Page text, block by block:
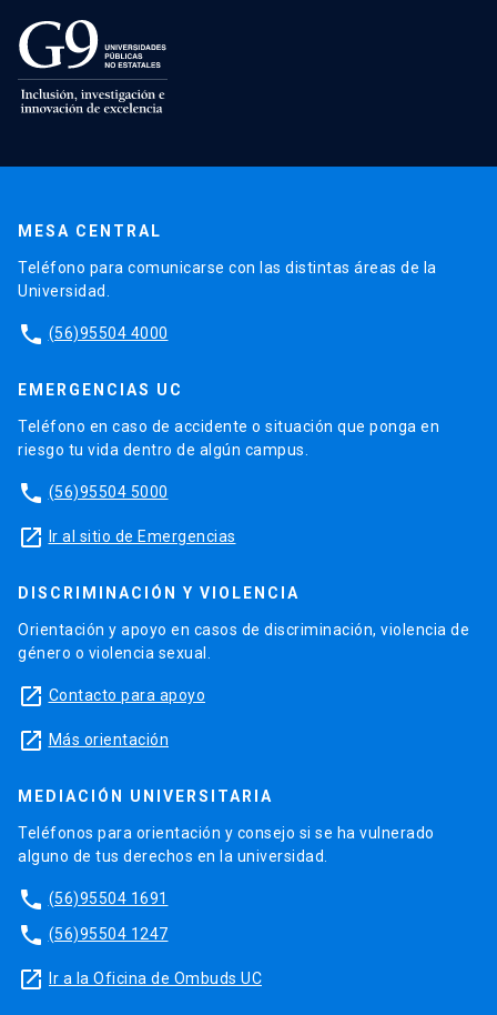
MESA CENTRAL
Teléfono para comunicarse con las distintas áreas de la
Universidad.
phone (56)95504 4000
EMERGENCIAS UC
Teléfono en caso de accidente o situación que ponga en
riesgo tu vida dentro de algún campus.
phone (56)95504 5000
launch Ir al sitio de Emergencias
DISCRIMINACIÓN Y VIOLENCIA
Orientación y apoyo en casos de discriminación, violencia de
género o violencia sexual.
launch Contacto para apoyo
launch Más orientación
MEDIACIÓN UNIVERSITARIA
Teléfonos para orientación y consejo si se ha vulnerado
alguno de tus derechos en la universidad.
phone (56)95504 1691
phone (56)95504 1247
launch Ir a la Oficina de Ombuds UC